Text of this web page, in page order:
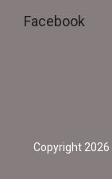
Facebook
Copyright 2026